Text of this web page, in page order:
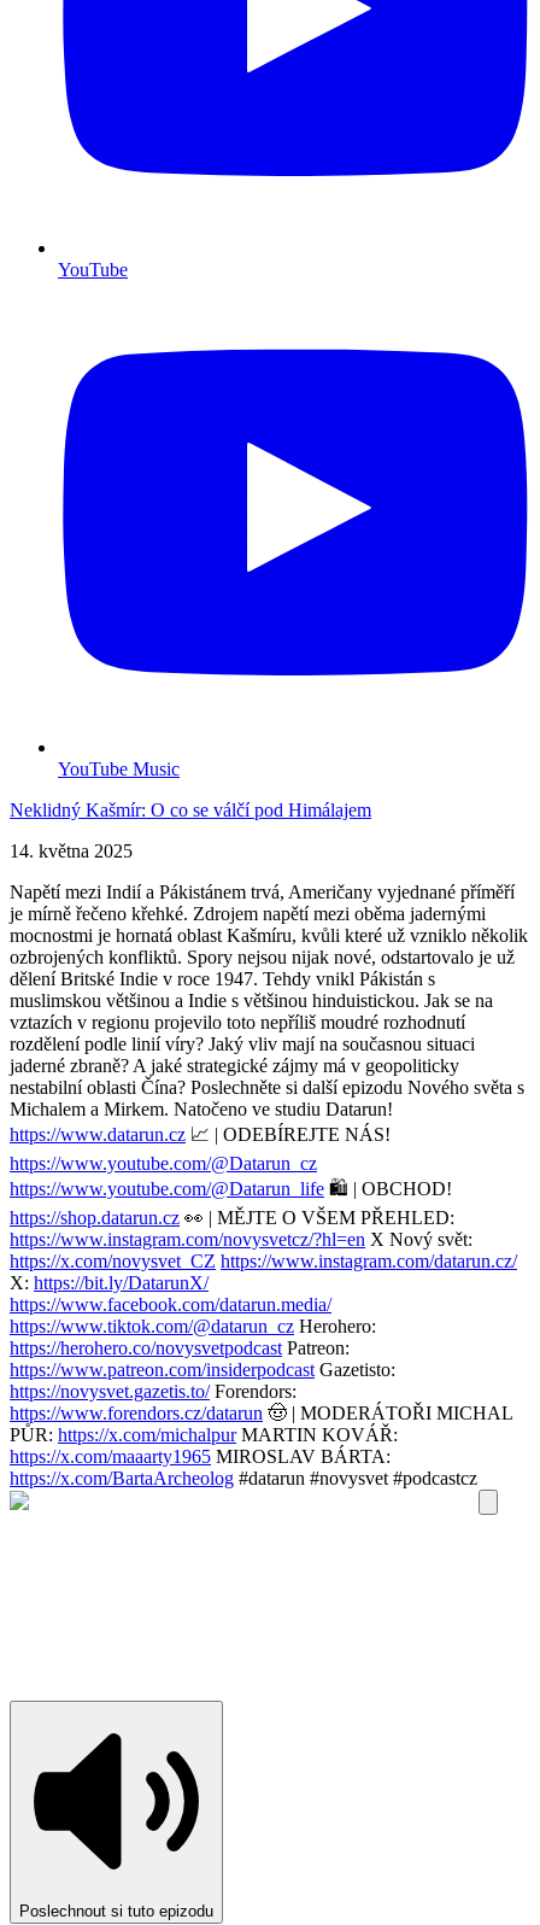
YouTube
YouTube Music
Neklidný Kašmír: O co se válčí pod Himálajem
14. května 2025
Napětí mezi Indií a Pákistánem trvá, Američany vyjednané příměří
je mírně řečeno křehké. Zdrojem napětí mezi oběma jadernými
mocnostmi je hornatá oblast Kašmíru, kvůli které už vzniklo několik
ozbrojených konfliktů. Spory nejsou nijak nové, odstartovalo je už
dělení Britské Indie v roce 1947. Tehdy vnikl Pákistán s
muslimskou většinou a Indie s většinou hinduistickou. Jak se na
vztazích v regionu projevilo toto nepříliš moudré rozhodnutí
rozdělení podle linií víry? Jaký vliv mají na současnou situaci
jaderné zbraně? A jaké strategické zájmy má v geopoliticky
nestabilní oblasti Čína? Poslechněte si další epizodu Nového světa s
Michalem a Mirkem. Natočeno ve studiu Datarun!
https://www.datarun.cz 📈 | ODEBÍREJTE NÁS!
https://www.youtube.com/@Datarun_cz
https://www.youtube.com/@Datarun_life 🛍️ | OBCHOD!
https://shop.datarun.cz 👀 | MĚJTE O VŠEM PŘEHLED:
https://www.instagram.com/novysvetcz/?hl=en X Nový svět:
https://x.com/novysvet_CZ https://www.instagram.com/datarun.cz/
X: https://bit.ly/DatarunX/
https://www.facebook.com/datarun.media/
https://www.tiktok.com/@datarun_cz Herohero:
https://herohero.co/novysvetpodcast Patreon:
https://www.patreon.com/insiderpodcast Gazetisto:
https://novysvet.gazetis.to/Forendors:
https://www.forendors.cz/datarun 🤠 | MODERÁTOŘI MICHAL
PŮR: https://x.com/michalpurMARTIN KOVÁŘ:
https://x.com/maaarty1965 MIROSLAV BÁRTA:
https://x.com/BartaArcheolog #datarun #novysvet #podcastcz
Poslechnout si tuto epizodu